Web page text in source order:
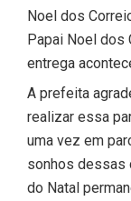
Noel dos
Papai Noel dos
entrega
A prefeita
realizar essa
uma vez em
sonhos dessas
do Natal